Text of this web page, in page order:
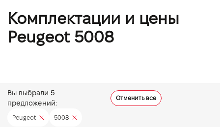
Комплектации и цены
Peugeot 5008
Вы выбрали 5
предложений:
Отменить все
Peugeot 5008
Акции %
Новости